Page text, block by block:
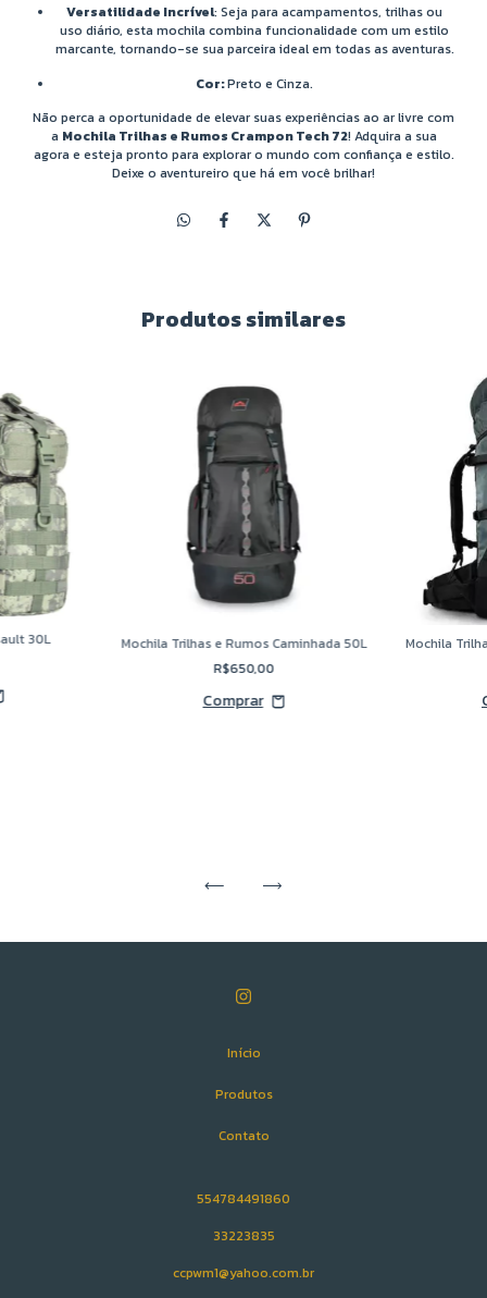
Versatilidade Incrível: Seja para acampamentos, trilhas ou
uso diário, esta mochila combina funcionalidade com um estilo
marcante, tornando-se sua parceira ideal em todas as aventuras.
Cor:Preto e Cinza.
Não perca a oportunidade de elevar suas experiências ao ar livre com
a Mochila Trilhas e Rumos Crampon Tech 72! Adquira a sua
agora e esteja pronto para explorar o mundo com confiança e estilo.
Deixe o aventureiro que há em você brilhar!
Produtos similares
30L
Mochila Trilhas e Rumos Caminhada 50L
R$650,00
Mochila
Início
Produtos
Contato
554784491860
33223835
ccpwm1@yahoo.com.br